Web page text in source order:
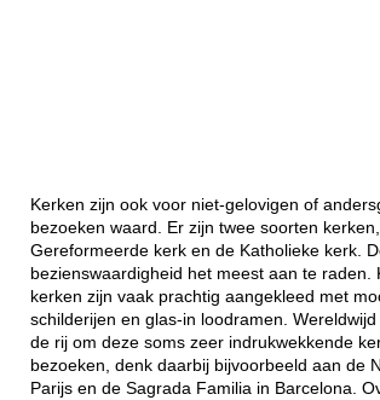
Kerken zijn ook voor niet-gelovigen of
bezoeken waard. Er zijn twee soorten
Gereformeerde kerk en de Katholieke kerk.
bezienswaardigheid het meest aan te raden.
kerken zijn vaak prachtig aangekleed met
schilderijen en glas-in loodramen.
de rij om deze soms zeer indrukwekkende
bezoeken, denk daarbij bijvoorbeeld aan de
Parijs en de Sagrada Familia in Barcelona.